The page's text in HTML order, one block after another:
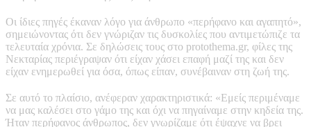
Οι ίδιες πηγές έκαναν λόγο για άνθρωπο «περήφανο και αγαπητό»,
σημειώνοντας ότι δεν γνώριζαν τις δυσκολίες που αντιμετώπιζε τα
τελευταία χρόνια. Σε δηλώσεις τους στο protothema.gr, φίλες της
Νεκταρίας περιέγραψαν ότι είχαν χάσει επαφή μαζί της και δεν
είχαν ενημερωθεί για όσα, όπως είπαν, συνέβαιναν στη ζωή της.
Σε αυτό το πλαίσιο, ανέφεραν χαρακτηριστικά: «Εμείς περιμέναμε
να μας καλέσει στο γάμο της και όχι να πηγαίναμε στην κηδεία της.
Ήταν περήφανος άνθρωπος, δεν γνωρίζαμε ότι έψαχνε να βρει